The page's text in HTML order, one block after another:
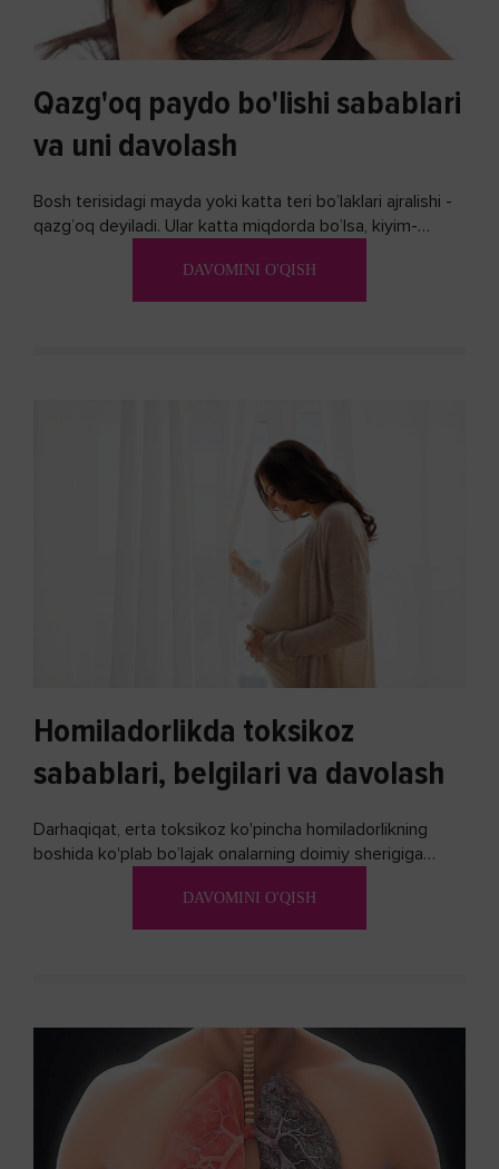
Qazg'oq paydo bo'lishi sabablari
va uni davolash
Bosh terisidagi mayda yoki katta teri bo’laklari ajralishi -
qazg’oq deyiladi. Ular katta miqdorda bo’lsa, kiyim-
DAVOMINI O'QISH
Homiladorlikda toksikoz
sabablari, belgilari va davolash
Darhaqiqat, erta toksikoz ko'pincha homiladorlikning
boshida ko'plab bo’lajak onalarning doimiy sherigiga
biron bir usuli bormi?DAVOMINI O'QISH